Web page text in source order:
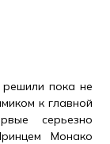
пока не
к главной
серьезно
Монако